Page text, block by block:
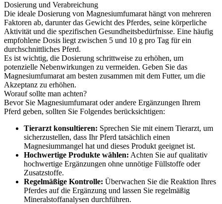
Dosierung und Verabreichung
Die ideale Dosierung von Magnesiumfumarat hängt von mehreren
Faktoren ab, darunter das Gewicht des Pferdes, seine körperliche
Aktivität und die spezifischen Gesundheitsbedürfnisse. Eine häufig
empfohlene Dosis liegt zwischen 5 und 10 g pro Tag für ein
durchschnittliches Pferd.
Es ist wichtig, die Dosierung schrittweise zu erhöhen, um
potenzielle Nebenwirkungen zu vermeiden. Geben Sie das
Magnesiumfumarat am besten zusammen mit dem Futter, um die
Akzeptanz zu erhöhen.
Worauf sollte man achten?
Bevor Sie Magnesiumfumarat oder andere Ergänzungen Ihrem
Pferd geben, sollten Sie Folgendes berücksichtigen:
Tierarzt konsultieren: Sprechen Sie mit einem Tierarzt, um
sicherzustellen, dass Ihr Pferd tatsächlich einen
Magnesiummangel hat und dieses Produkt geeignet ist.
Hochwertige Produkte wählen: Achten Sie auf qualitativ
hochwertige Ergänzungen ohne unnötige Füllstoffe oder
Zusatzstoffe.
Regelmäßige Kontrolle: Überwachen Sie die Reaktion Ihres
Pferdes auf die Ergänzung und lassen Sie regelmäßig
Mineralstoffanalysen durchführen.